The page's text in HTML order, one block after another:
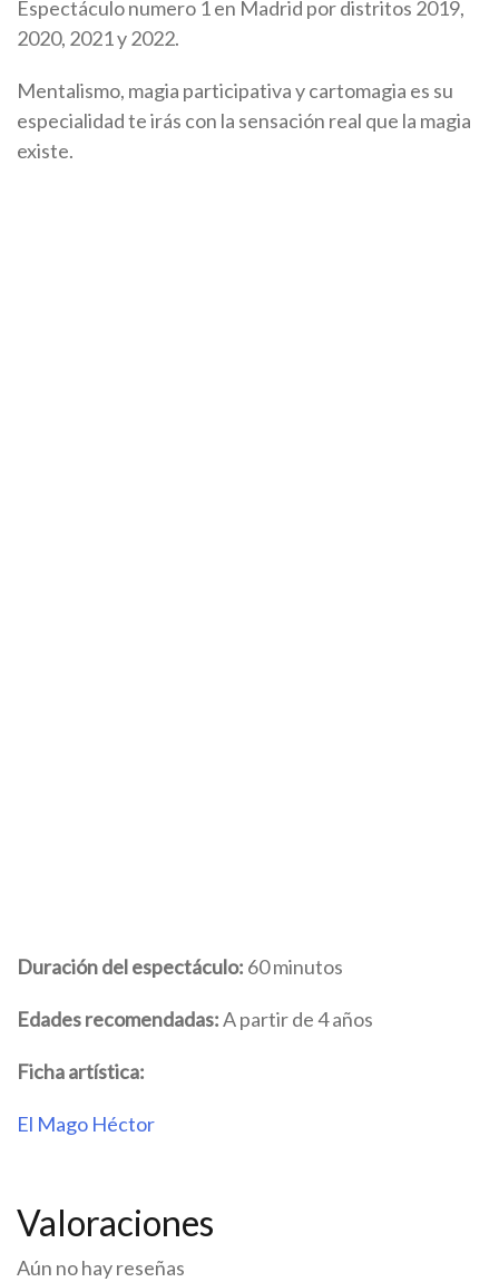
Espectáculo numero 1 en Madrid por distritos 2019,
2020, 2021 y 2022.
Mentalismo, magia participativa y cartomagia es su
especialidad te irás con la sensación real que la magia
existe.
Duración del espectáculo: 60 minutos
Edades recomendadas:A partir de 4 años
Ficha artística:
El Mago Héctor
Valoraciones
Aún no hay reseñas